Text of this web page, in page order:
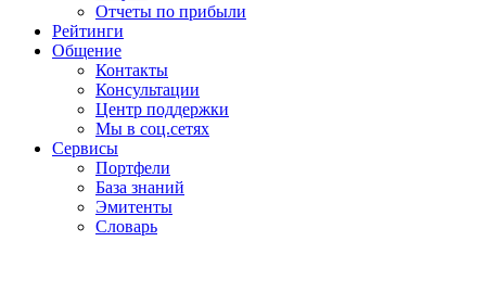
Отчеты по прибыли
Рейтинги
Общение
Контакты
Консультации
Центр поддержки
Мы в соц.сетях
Сервисы
Портфели
База знаний
Эмитенты
Словарь